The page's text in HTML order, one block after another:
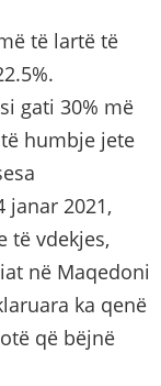
të lartë të
gati 30% më
humbje jete
janar 2021,
të vdekjes,
në Maqedoni
ka qenë
që bëjnë